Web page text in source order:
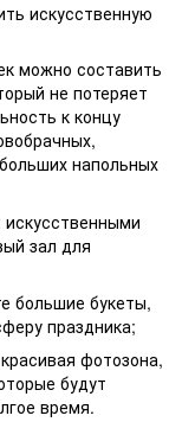
искусственную
можно составить
не потеряет
к концу
напольных
искусственными
зал для
большие букеты,
праздника;
фотозона,
будут
время.